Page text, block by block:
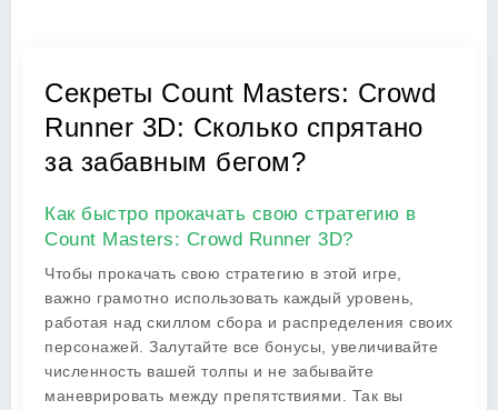
Секреты Count Masters: Crowd
Runner 3D: Сколько спрятано
за забавным бегом?
Как быстро прокачать свою стратегию в
Count Masters: Crowd Runner 3D?
Чтобы прокачать свою стратегию в этой игре,
важно грамотно использовать каждый уровень,
работая над скиллом сбора и распределения своих
персонажей. Залутайте все бонусы, увеличивайте
численность вашей толпы и не забывайте
маневрировать между препятствиями. Так вы